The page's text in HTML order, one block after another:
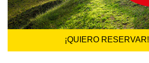
FLORIDA
¡QUIERO RESERVAR!